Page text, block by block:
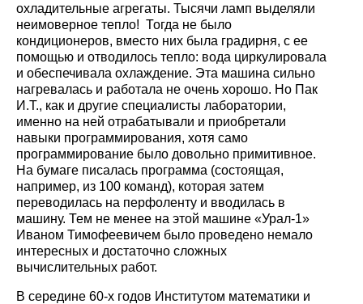
охладительные агрегаты. Тысячи ламп выделяли
неимоверное тепло! Тогда не было
кондиционеров, вместо них была градирня, с ее
помощью и отводилось тепло: вода циркулировала
и обеспечивала охлаждение. Эта машина сильно
нагревалась и работала не очень хорошо. Но Пак
И.Т., как и другие специалисты лаборатории,
именно на ней отрабатывали и приобретали
навыки программирования, хотя само
программирование было довольно примитивное.
На бумаге писалась программа (состоящая,
например, из 100 команд), которая затем
переводилась на перфоленту и вводилась в
машину. Тем не менее на этой машине «Урал-1»
Иваном Тимофеевичем было проведено немало
интересных и достаточно сложных
вычислительных работ.
В середине 60-х годов Институтом математики и